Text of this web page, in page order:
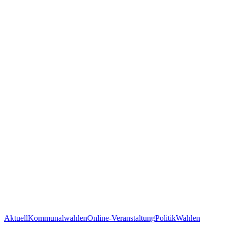
AktuellKommunalwahlenOnline-VeranstaltungPolitikWahlen